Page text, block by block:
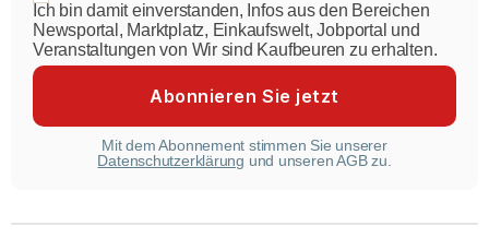
Ich bin damit einverstanden, Infos aus den Bereichen
Newsportal, Marktplatz, Einkaufswelt, Jobportal und
Veranstaltungen von Wir sind Kaufbeuren zu erhalten.
Mit dem Abonnement stimmen Sie unserer
Datenschutzerklärung und unseren AGB zu.